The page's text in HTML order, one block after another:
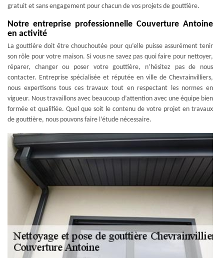
gratuit et sans engagement pour chacun de vos projets de gouttière.
Notre entreprise professionnelle Couverture Antoine
en activité
La gouttière doit être chouchoutée pour qu’elle puisse assurément tenir
son rôle pour votre maison. Si vous ne savez pas quoi faire pour nettoyer,
réparer, changer ou poser votre gouttière, n’hésitez pas de nous
contacter. Entreprise spécialisée et réputée en ville de Chevrainvilliers,
nous expertisons tous ces travaux tout en respectant les normes en
vigueur. Nous travaillons avec beaucoup d’attention avec une équipe bien
formée et qualifiée. Quel que soit le contenu de votre projet en travaux
de gouttière, nous pouvons faire l’étude nécessaire.